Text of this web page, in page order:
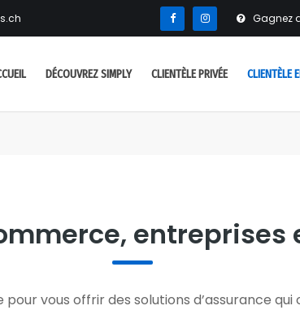
Gagnez
DÉCOUVREZ SIMPLY CLIENTÈLE PRIVÉE CLIENTÈLE
vous offrir des solutions d’assurance